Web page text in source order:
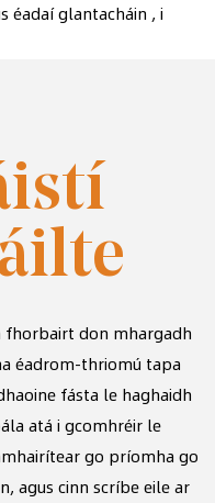
éadaí glantacháin , i
fhorbairt don mhargadh
éadrom-thriomú tapa
fásta le haghaidh
atá i gcomhréir le
go príomha go
agus cinn scríbe eile ar